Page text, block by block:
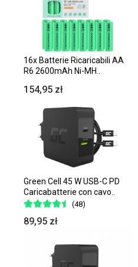
16x Batterie Ricaricabili AA
R6 2600mAh Ni-MH..
154,95 zł
Green Cell 45 W USB-C PD
Caricabatterie con cavo..
(48)
89,95 zł